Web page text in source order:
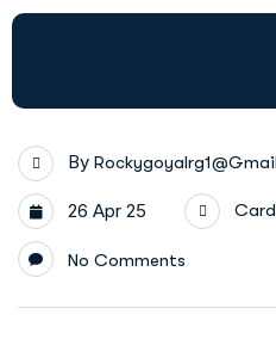
By
26 Apr 25
No Comments